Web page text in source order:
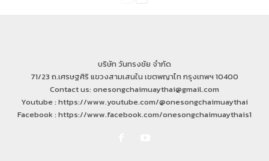
บริษัท วันทรงชัย จำกัด
71/23 ถ.เศรษฐศิริ แขวงสามเสนใน เขตพญาไท กรุงเทพฯ 10400
Contact us: onesongchaimuaythai@gmail.com
Youtube : https://www.youtube.com/@onesongchaimuaythai
Facebook : https://www.facebook.com/onesongchaimuaythais1